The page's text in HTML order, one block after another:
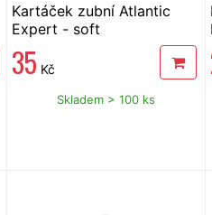
Kartáček zubní Atlantic
Expert - soft
35 Kč
Skladem > 100 ks